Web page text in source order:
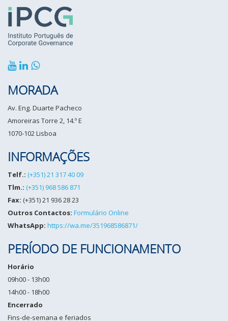
MORADA
Av. Eng. Duarte Pacheco
Amoreiras Torre 2, 14.º E
1070-102 Lisboa
INFORMAÇÕES
Telf.: (+351) 21 317 40 09
Tlm.: (+351) 968 586 871
Fax: (+351) 21 936 28 23
Outros Contactos: Formulário Online
WhatsApp: https://wa.me/351968586871/
PERÍODO DE FUNCIONAMENTO
Horário
09h00 - 13h00
14h00 - 18h00
Encerrado
Fins-de-semana e feriados